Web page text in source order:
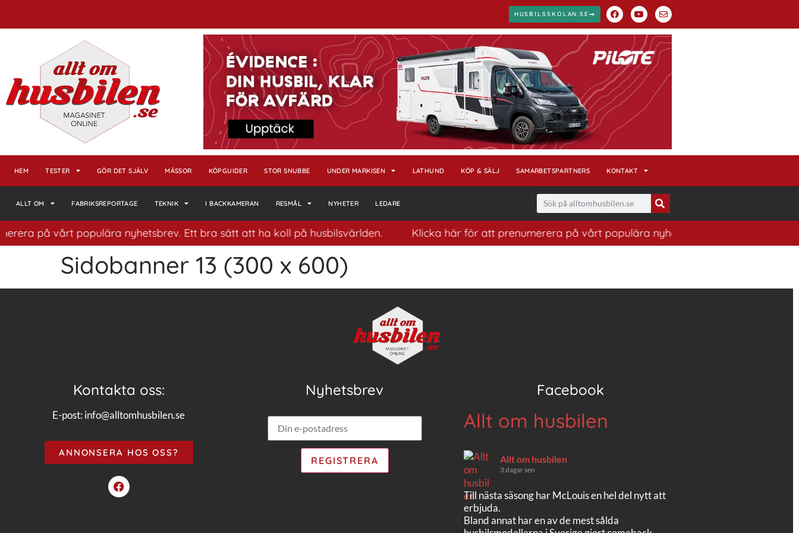
HUSBILSSKOLAN.SE
HEM TESTER GÖR DET SJÄLV MÄSSOR KÖPGUIDER STOR SNUBBE UNDER MARKISEN LATHUND KÖP & SÄLJ SAMARBETSPARTNERS KONTAKT
ALLT OM FABRIKSREPORTAGE TEKNIK I BACKKAMERAN RESMÅL NYHETER LEDARE
på vårt populära nyhetsbrev. Ett bra sätt att ha koll på husbilsvärlden. Klicka här för att prenumerera på vårt populära nyhetsbrev. Ett bra sätt att ha
Sidobanner 13 (300 x 600)
Kontakta oss:
E-post: info@alltomhusbilen.se
ANNONSERA HOS OSS?
Nyhetsbrev Facebook
Allt om husbilen
Allt om husbilen
3 dagar sen
Till nästa säsong har McLouis en hel del nytt att
erbjuda.
Bland annat har en av de mest sålda